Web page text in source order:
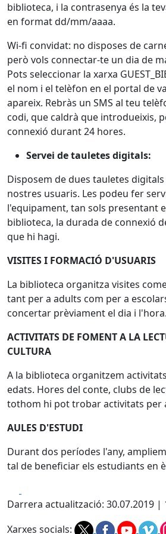
biblioteca, i la contrasenya és la
en format dd/mm/aaaa.
Wi-fi convidat: no disposes de
però vols connectar-te un dia de
Pots seleccionar la xarxa
el nom i el telèfon en el portal de
apareix. Rebràs un SMS al teu
codi, que caldrà que introdueixis,
connexió durant 24 hores.
Servei de tauletes digitals:
Disposem de dues tauletes
nostres usuaris. Les podeu fer
l'equipament, tan sols presentant
biblioteca, la durada de connexió
que hi hagi.
VISITES I FORMACIÓ D'USUARIS
La biblioteca organitza visites
tant per a adults com per a
concertar prèviament el dia i l'hora.
ACTIVITATS DE FOMENT A LA
CULTURA
A la biblioteca organitzem
edats. Hores del conte, clubs de
tothom hi pot trobar activitats per
AULES D'ESTUDI
Durant dos períodes l'any,
tal de beneficiar els estudiants en
Darrera actualització: 30.07.2019 |
Xarxes socials: